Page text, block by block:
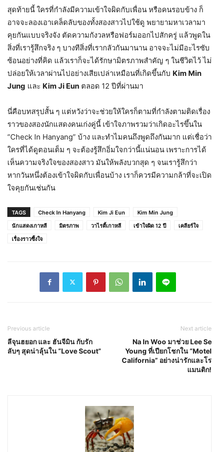
สุดท้ายนี้ ใครที่กำลังมีความเข้าใจผิดกับเพื่อน หรือคนรอบข้าง ก็
อาจจะลองเอาเคล็ดลับของทั้งสองสาวไปใช้ดู พยายามหาเวลามา
คุยกันแบบจริงจัง ตัดความกังวลหรือฟอร์มออกไปสักครู่ แล้วพูดใน
สิ่งที่เรารู้สึกจริง ๆ บางทีสิ่งที่เรากลัวกันมานาน อาจจะไม่มีอะไรซับ
ซ้อนอย่างที่คิด แล้วเราก็จะได้รักษามิตรภาพสำคัญ ๆ ในชีวิตไว้ ไม่
ปล่อยให้เวลาผ่านไปอย่างเสียเปล่าเหมือนที่เกิดขึ้นกับ Kim Min
Jung และ Kim Ji Eun ตลอด 12 ปีที่ผ่านมา
นี่คือบทสรุปสั้น ๆ แต่หวังว่าจะช่วยให้ใครก็ตามที่กำลังตามติดเรื่อง
ราวของสองนักแสดงคนเก่งคู่นี้ เข้าใจภาพรวมว่าเกิดอะไรขึ้นใน
“Check In Hanyang” บ้าง และทำไมคนถึงพูดถึงกันมาก แต่เชื่อว่า
ใครที่ได้ดูตอนเต็ม ๆ จะต้องรู้สึกอิ่มใจกว่านี้แน่นอน เพราะการได้
เห็นความจริงใจของสองสาว มันให้พลังบวกสุด ๆ จนเรารู้สึกว่า
หากวันหนึ่งต้องเข้าใจผิดกับเพื่อนบ้าง เราก็ควรมีความกล้าที่จะเปิด
ใจคุยกันเช่นกัน
TAGS Check In Hanyang Kim Ji Eun
Kim Min Jung
นักแสดงเกาหลี
มิตรภาพ วาไรตี้เกาหลี เข้าใจผิด 12 ปี
เคลียร์ใจ
เรื่องราวซึ้งใจ
Previous article
ลีจุนฮยอก และ ฮันจีมิน กับรัก
ลับๆ สุดน่าลุ้นใน “Love Scout”
Next article
Na In Woo มาช่วย Lee Se
Young ที่เปียกโชกใน “Motel
California” อย่างน่ารักและโร
แมนติก!